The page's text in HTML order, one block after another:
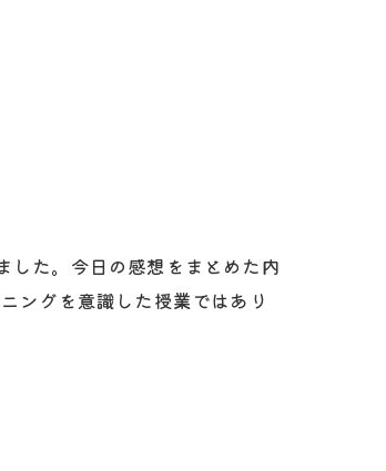
した。今日の感想をまとめた内
ングを意識した授業ではあり